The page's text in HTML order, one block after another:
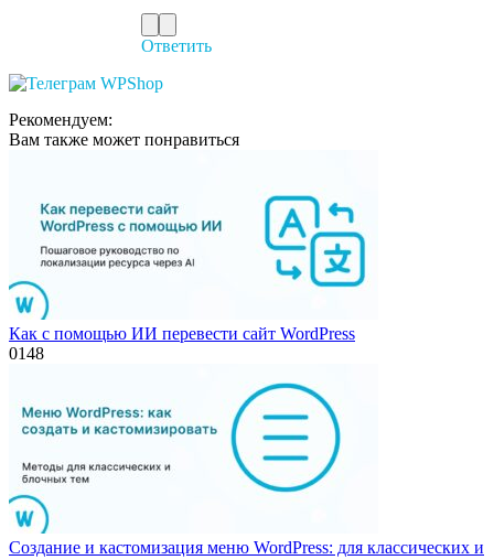
Ответить
Рекомендуем:
Вам также может понравиться
Как с помощью ИИ перевести сайт WordPress
0148
Создание и кастомизация меню WordPress: для классических и